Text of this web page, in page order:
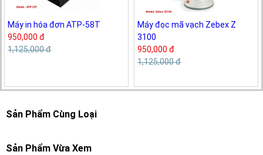
Máy in hóa đơn ATP-58T
950,000 đ
1,125,000 đ
Máy đọc mã vạch Zebex Z
3100
950,000 đ
1,125,000 đ
Sản Phẩm Cùng Loại
Sản Phẩm Vừa Xem